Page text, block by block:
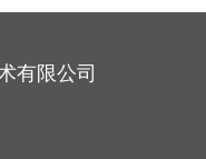
有限公司